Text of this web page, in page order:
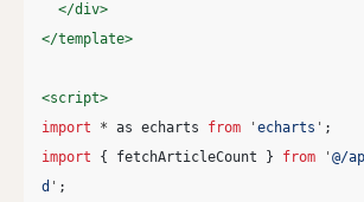
</div>
</template>
<script>
import
* as echarts from ' echarts ' ;
import
{ fetchArticleCount } from ' @/
d ' ;